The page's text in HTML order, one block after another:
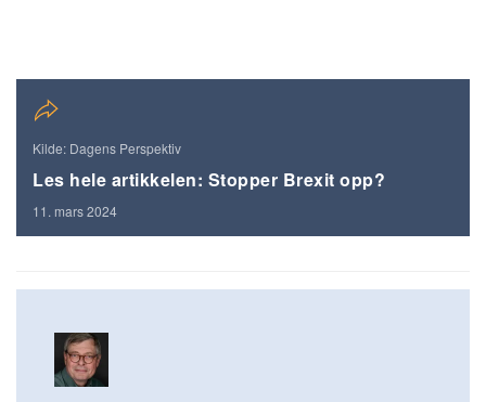
Kilde: Dagens Perspektiv
Les hele artikkelen: Stopper Brexit opp?
11. mars 2024